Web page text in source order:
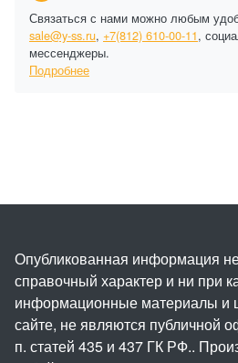
Связаться с нами можно любым
sale@y-ss.ru, +7(812) 610-00-11,
мессенджеры.
Подробнее
Опубликованная информация
справочный характер и ни при
информационные материалы и
сайте, не являются публичной
п. статей 435 и 437 ГК РФ..